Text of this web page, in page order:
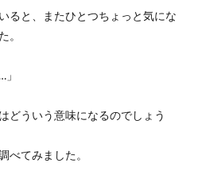
ると、またひとつちょっと気にな
。
どういう意味になるのでしょう
べてみました。